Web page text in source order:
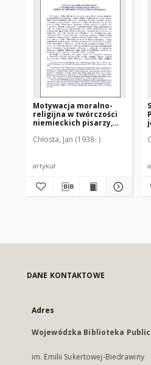
Motywacja moralno-
religijna w twórczości
niemieckich pisarzy,
opuścili Prusy
Chłosta, Jan (1938- )
artykuł
DANE KONTAKTOWE
Adres
Wojewódzka Biblioteka
im. Emilii Sukertowej-Biedrawiny